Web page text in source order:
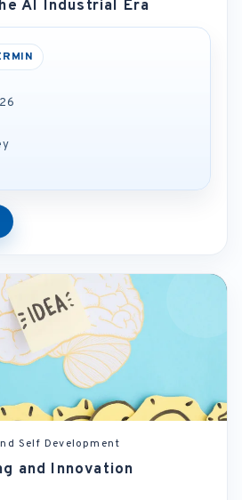
AI Industrial Era
Self Development
and Innovation